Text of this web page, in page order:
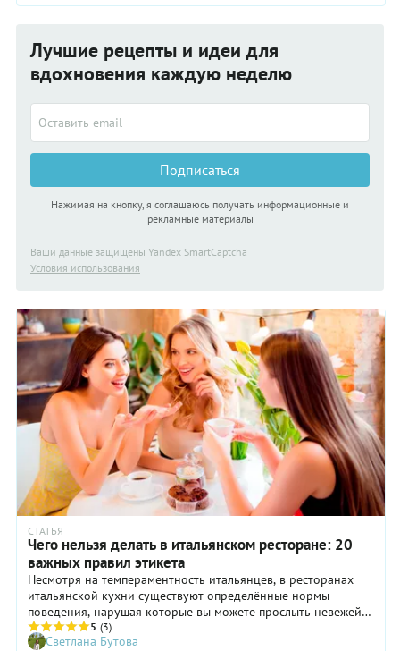
Эти десерты понравятся всей семье, а готовка займет мало
Лучшие рецепты и идеи для
вдохновения каждую неделю
Подписаться
Нажимая на кнопку, я соглашаюсь получать информационные и
рекламные материалы
Ваши данные защищены Yandex SmartCaptcha
Условия использования
СТАТЬЯ
Чего нельзя делать в итальянском ресторане: 20
важных правил этикета
Несмотря на темпераментность итальянцев, в ресторанах
итальянской кухни существуют определённые нормы
поведения, нарушая которые вы можете прослыть невежей и
даже получить штраф.
5 (3)
Светлана Бутова